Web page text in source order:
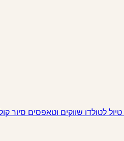
טיול לטולדו שווקים וטאפסים סיור